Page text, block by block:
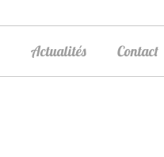
Actualités Contact